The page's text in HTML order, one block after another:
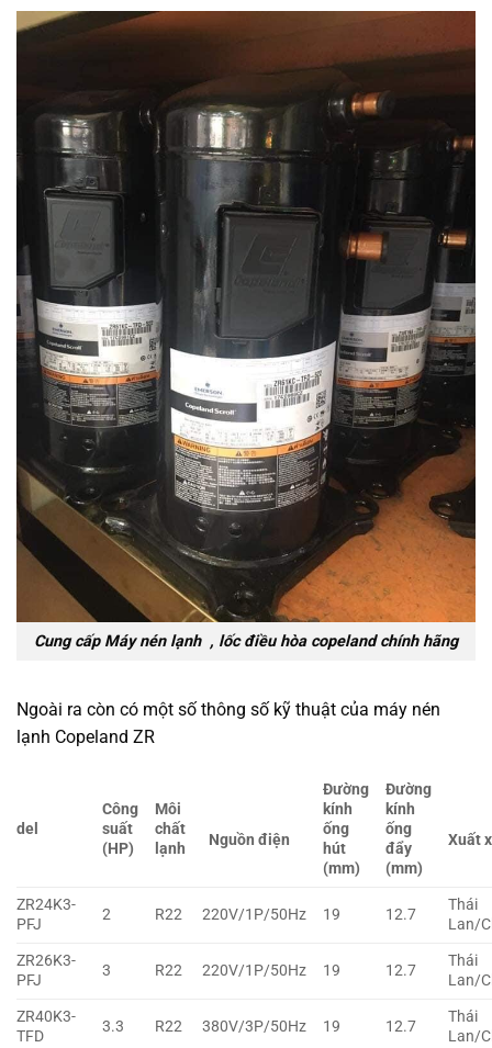
Cung cấp Máy nén lạnh , lốc điều hòa copeland chính hãng
Ngoài ra còn có một số thông số kỹ thuật của máy nén
lạnh Copeland ZR
del
Công
suất
(HP)
Môi
chất
lạnh
Nguồn điện
Đường
kính
ống
hút
(mm)
Đường
kính
ống
đẩy
(mm)
Xuất
ZR24K3-
PFJ
2 R22 220V/1P/50Hz 19 12.7
Thái
Lan/
ZR26K3-
PFJ
3 R22 220V/1P/50Hz 19 12.7
Thái
Lan/
ZR40K3-
TFD
3.3 R22 380V/3P/50Hz 19 12.7
Thái
Lan/